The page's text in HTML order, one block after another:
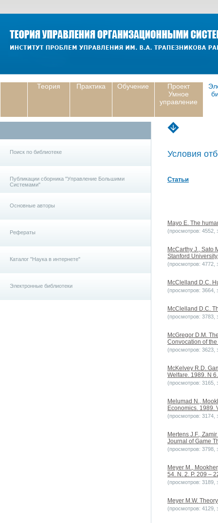
Теория Практика Обучение
Проект
Умное
управление
Поиск по библиотеке
Публикации сборника "Управление Большими
Системами"
Основные авторы
Рефераты
Каталог "Наука в интернете"
Электронные библиотеки
Условия
Статьи
Mayo E. The
(просмотров: 4552,
McCarthy J., Sato
Stanford
(просмотров: 4772,
McClelland D.C.
(просмотров: 3664,
McClelland D.C.
(просмотров: 3783,
McGregor D.M.
Convocation of
(просмотров: 3623,
McKelvey R.D.
Welfare. 1989. N
(просмотров: 3165,
Melumad N.,
Economics. 1989.
(просмотров: 3174,
Mertens J.F.,
Journal of Game
(просмотров: 3798,
Meyer M.,
54. N. 2. P. 209 –
(просмотров: 3189,
Meyer M.W.
(просмотров: 4129,